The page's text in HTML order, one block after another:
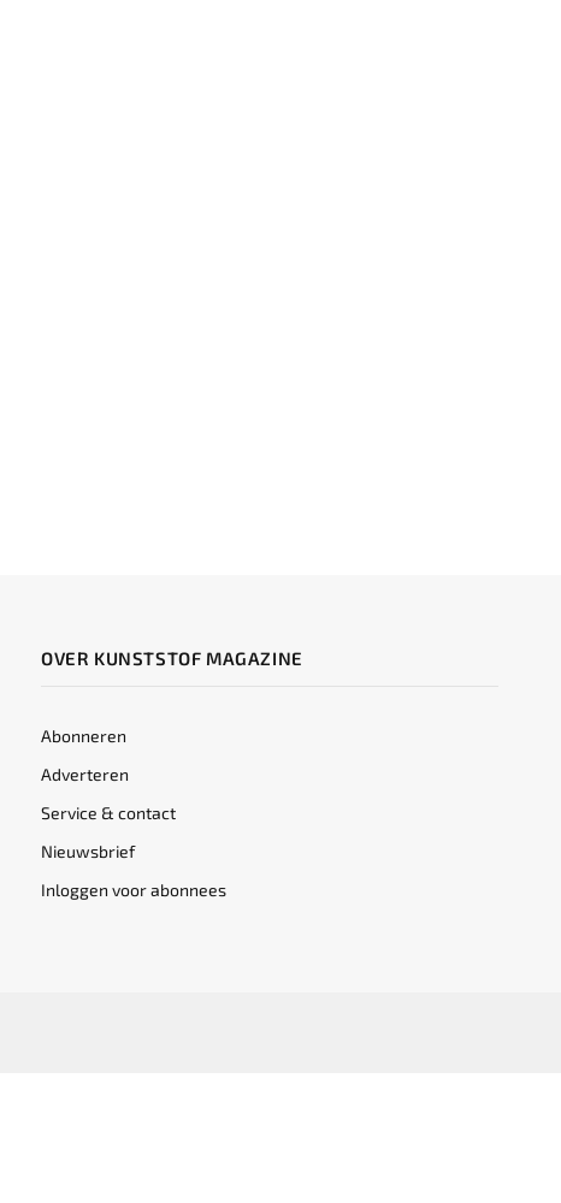
OVER KUNSTSTOF MAGAZINE
Abonneren
Adverteren
Service & contact
Nieuwsbrief
Inloggen voor abonnees